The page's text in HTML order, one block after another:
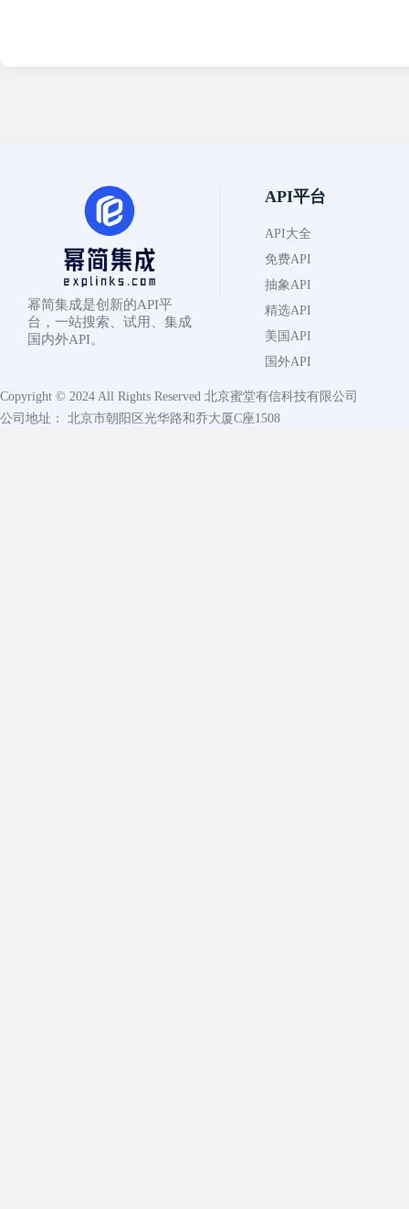
幂简集成是创新的API平
台，一站搜索、试用、集成
国内外API。
API平台
API大全
免费API
抽象API
精选API
美国API
国外API
Copyright © 2024 All Rights Reserved 北京蜜堂有信科技有限公司
公司地址： 北京市朝阳区光华路和乔大厦C座1508